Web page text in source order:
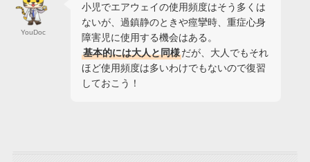
YouDoc
小児でエアウェイの使用頻度はそう多くは
ないが、過鎮静のときや痙攣時、重症心身
障害児に使用する機会はある。
基本的には大人と同様だが、大人でもそれ
ほど使用頻度は多いわけでもないので復習
しておこう！